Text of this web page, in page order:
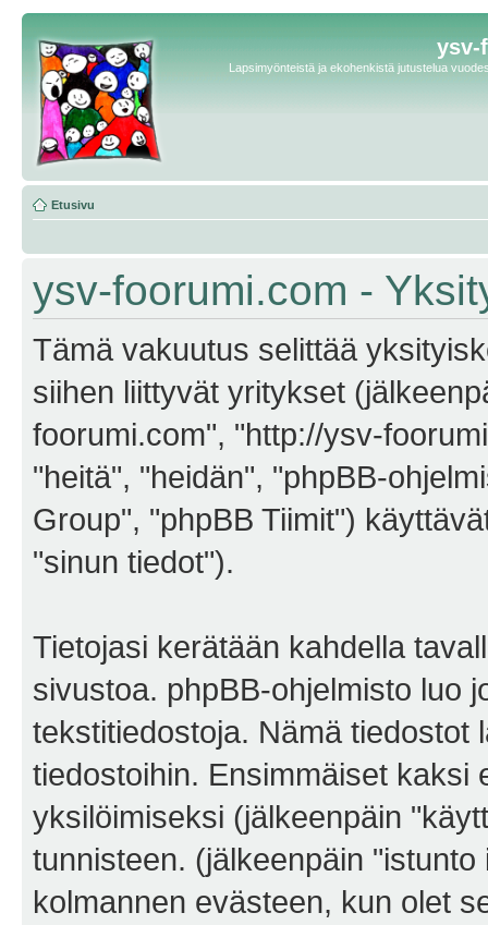
ysv-
Lapsimyönteistä ja ekohenkistä jutustelua
Etusivu
ysv-foorumi.com -
Tämä vakuutus selittää
siihen liittyvät yritykset
foorumi.com", "http://ysv-
"heitä", "heidän", "phpBB-
Group", "phpBB Tiimit")
"sinun tiedot").
Tietojasi kerätään kahdella
sivustoa. phpBB-ohjelmisto luo
tekstitiedostoja. Nämä tiedostot
tiedostoihin. Ensimmäiset kaksi
yksilöimiseksi (jälkeenpäin
tunnisteen. (jälkeenpäin
kolmannen evästeen, kun olet